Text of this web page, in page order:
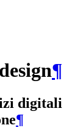
¶
digitali
¶